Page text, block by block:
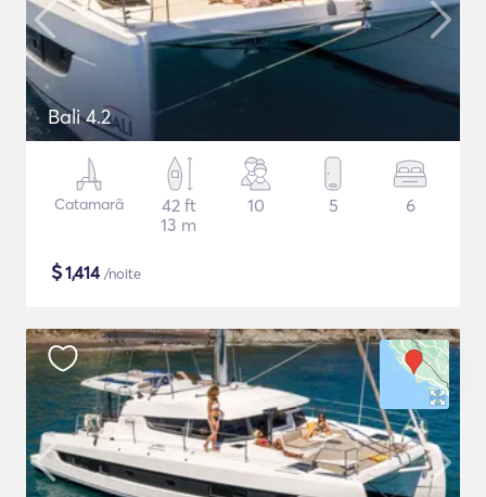
Bali 4.2
Catamarã
42 ft
13 m
10 5 6
$1,414/noite